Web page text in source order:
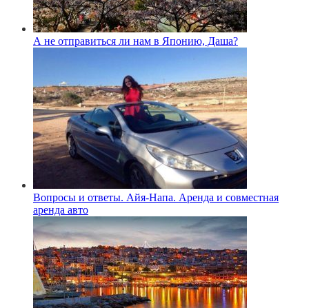
А не отправиться ли нам в Японию, Даша?
Вопросы и ответы. Айя-Напа. Аренда и совместная
аренда авто